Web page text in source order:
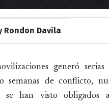
Rondon Davila
generó serias
de conflicto,
se han visto obligados